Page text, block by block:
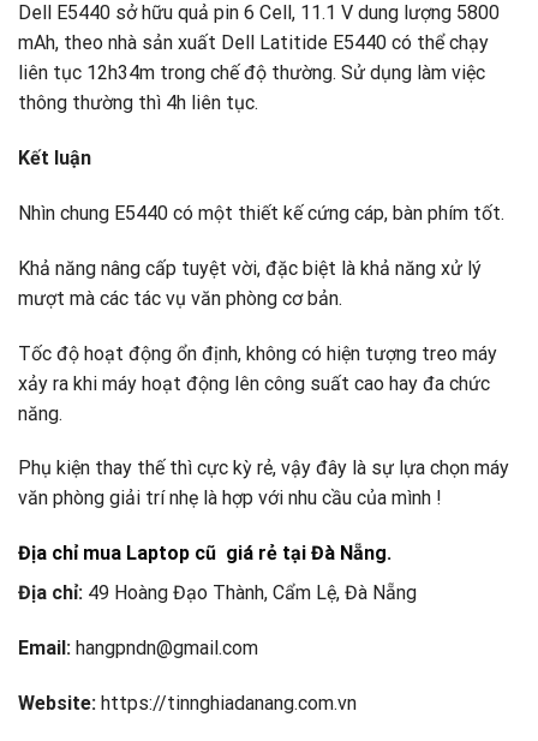
Dell E5440 sở hữu quả pin 6 Cell, 11.1 V dung lượng 5800
mAh, theo nhà sản xuất Dell Latitide E5440 có thể chạy
liên tục 12h34m trong chế độ thường. Sử dụng làm việc
thông thường thì 4h liên tục.
Kết luận
Nhìn chung E5440 có một thiết kế cứng cáp, bàn phím tốt.
Khả năng nâng cấp tuyệt vời, đặc biệt là khả năng xử lý
mượt mà các tác vụ văn phòng cơ bản.
Tốc độ hoạt động ổn định, không có hiện tượng treo máy
xảy ra khi máy hoạt động lên công suất cao hay đa chức
năng.
Phụ kiện thay thế thì cực kỳ rẻ, vậy đây là sự lựa chọn máy
văn phòng giải trí nhẹ là hợp với nhu cầu của mình !
Địa chỉ mua Laptop cũ giá rẻ tại Đà Nẵng.
Địa chỉ: 49 Hoàng Đạo Thành, Cẩm Lệ, Đà Nẵng
Email: hangpndn@gmail.com
Website: https://tinnghiadanang.com.vn